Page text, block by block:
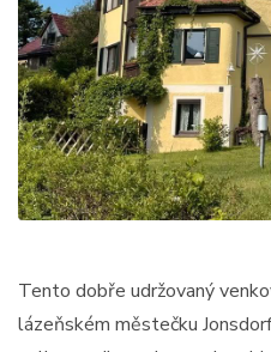
Tento dobře udržovaný
lázeňském městečku